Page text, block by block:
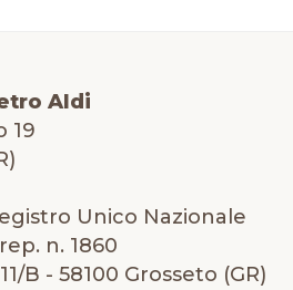
Aldi
19
Unico Nazionale
n. 1860
B - 58100 Grosseto (GR)